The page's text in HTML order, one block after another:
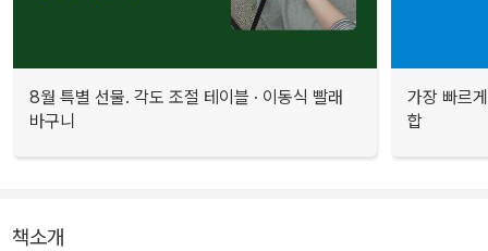
8월 특별 선물. 각도 조절 테이블 · 이동식 빨래
바구니
가장 빠르
합
책소개